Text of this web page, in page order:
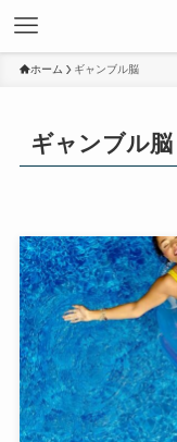
ホーム ギャンブル脳
ギャンブル脳